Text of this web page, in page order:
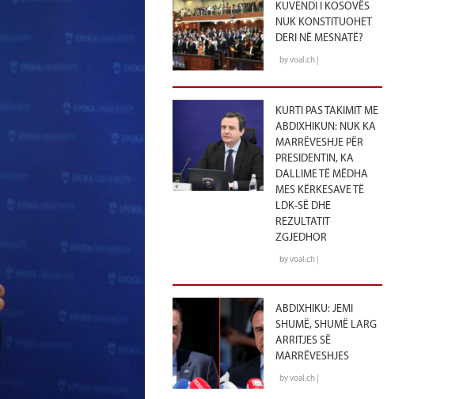
KUVENDI I KOSOVËS
NUK KONSTITUOHET
DERI NË MESNATË?
by voal.ch |
KURTI PAS TAKIMIT ME
ABDIXHIKUN: NUK KA
MARRËVESHJE PËR
PRESIDENTIN, KA
DALLIME TË MËDHA
MES KËRKESAVE TË
LDK-SË DHE
REZULTATIT
ZGJEDHOR
by voal.ch |
ABDIXHIKU: JEMI
SHUMË, SHUMË LARG
ARRITJES SË
MARRËVESHJES
by voal.ch |